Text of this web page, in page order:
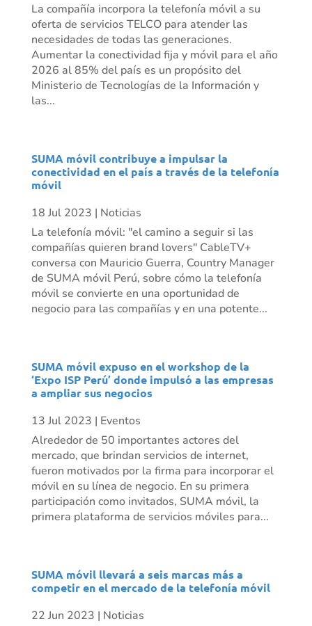
La compañía incorpora la telefonía móvil a su
oferta de servicios TELCO para atender las
necesidades de todas las generaciones.
Aumentar la conectividad fija y móvil para el año
2026 al 85% del país es un propósito del
Ministerio de Tecnologías de la Información y
las...
SUMA móvil contribuye a impulsar la
conectividad en el país a través de la telefonía
móvil
18 Jul 2023 | Noticias
La telefonía móvil: "el camino a seguir si las
compañías quieren brand lovers" CableTV+
conversa con Mauricio Guerra, Country Manager
de SUMA móvil Perú, sobre cómo la telefonía
móvil se convierte en una oportunidad de
negocio para las compañías y en una potente...
SUMA móvil expuso en el workshop de la
‘Expo ISP Perú’ donde impulsó a las empresas
a ampliar sus negocios
13 Jul 2023 | Eventos
Alrededor de 50 importantes actores del
mercado, que brindan servicios de internet,
fueron motivados por la firma para incorporar el
móvil en su línea de negocio. En su primera
participación como invitados, SUMA móvil, la
primera plataforma de servicios móviles para...
SUMA móvil llevará a seis marcas más a
competir en el mercado de la telefonía móvil
22 Jun 2023 | Noticias